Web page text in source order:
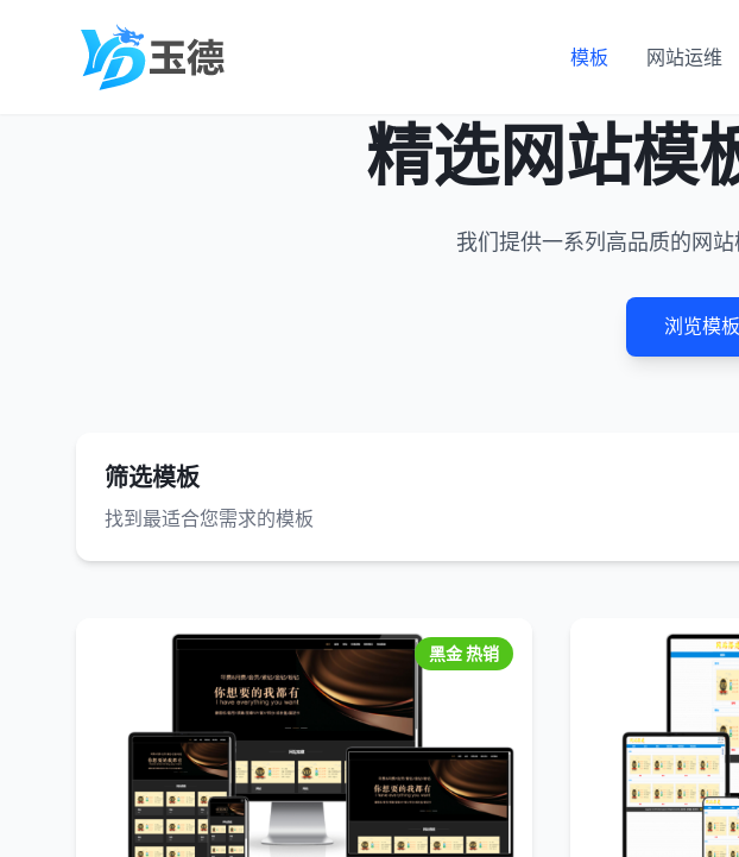
模板 网站运维
精选网站模
我们提供一系列高品质的网
浏览模板
筛选模板
找到最适合您需求的模板
黑金 热销